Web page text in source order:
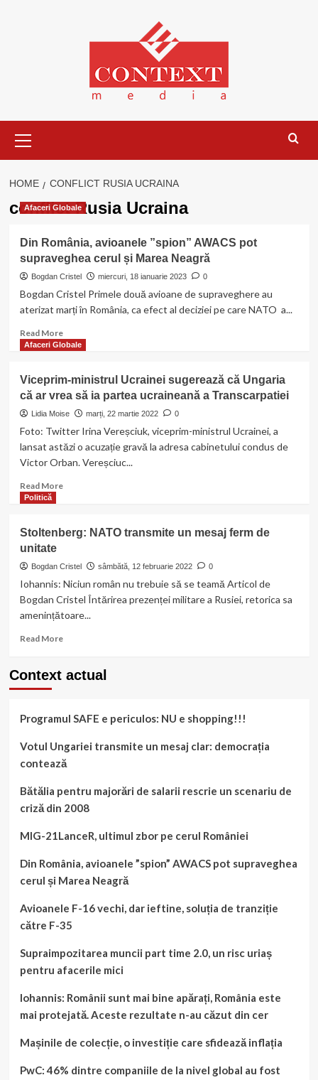
Menu
HOME CONFLICT RUSIA UCRAINA
conflict Rusia Ucraina
Afaceri Globale
Din România, avioanele ”spion” AWACS pot
supraveghea cerul și Marea Neagră
Bogdan Cristel miercuri, 18 ianuarie 2023 0
Bogdan Cristel Primele două avioane de supraveghere au
aterizat marți în România, ca efect al deciziei pe care NATO a...
Read MoreRead
more
România,
avioanele
”spion”
AWACS
supraveghea
cerul
Afaceri Globale
Viceprim-ministrul Ucrainei sugerează că Ungaria
că ar vrea să ia partea ucraineană a Transcarpatiei
Lidia Moise marți, 22 martie 2022 0
Foto: Twitter Irina Vereșciuk, viceprim-ministrul Ucrainei, a
lansat astăzi o acuzație gravă la adresa cabinetului condus de
Victor Orban. Vereșciuc...
Read MoreRead
ministrul
sugerează
că
că
ar
partea
Transcarpatiei
Politică
Stoltenberg: NATO transmite un mesaj ferm de
unitate
Bogdan Cristel sâmbătă, 12 februarie 2022 0
Iohannis: Niciun român nu trebuie să se teamă Articol de
Bogdan Cristel Întărirea prezenței militare a Rusiei, retorica sa
amenințătoare...
Read MoreRead
Stoltenberg:
un
ferm
de
Context actual
Programul SAFE e periculos: NU e shopping!!!
Votul Ungariei transmite un mesaj clar: democrația
contează
Bătălia pentru majorări de salarii rescrie un scenariu de
criză din 2008
MIG-21LanceR, ultimul zbor pe cerul României
Din România, avioanele ”spion” AWACS pot supraveghea
cerul și Marea Neagră
Avioanele F-16 vechi, dar ieftine, soluția de tranziție
către F-35
Supraimpozitarea muncii part time 2.0, un risc uriaș
pentru afacerile mici
Iohannis: Românii sunt mai bine apărați, România este
mai protejată. Aceste rezultate n-au căzut din cer
Mașinile de colecție, o investiție care sfidează inflația
PwC: 46% dintre companiile de la nivel global au fost